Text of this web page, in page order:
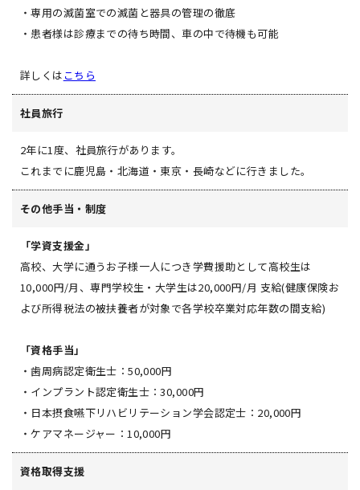
・専用の滅菌室での滅菌と器具の管理の徹底
・患者様は診療までの待ち時間、車の中で待機も可能
詳しくは こちら
社員旅行
2年に1度、社員旅行があります。
これまでに鹿児島・北海道・東京・長崎などに行きました。
その他手当・制度
「学資支援金」
高校、大学に通うお子様一人につき学費援助として高校生は
10,000円/月、専門学校生・大学生は20,000円/月 支給(健康保険お
よび所得税法の被扶養者が対象で各学校卒業対応年数の間支給)
「資格手当」
・歯周病認定衛生士：50,000円
・インプラント認定衛生士：30,000円
・日本摂食嚥下リハビリテーション学会認定士：20,000円
・ケアマネージャー：10,000円
資格取得支援